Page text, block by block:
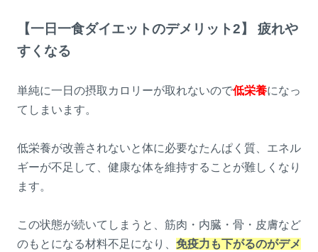
【一日一食ダイエットのデメリット2】 疲れや
すくなる
単純に一日の摂取カロリーが取れないので低栄養になっ
てしまいます。
低栄養が改善されないと体に必要なたんぱく質、エネル
ギーが不足して、健康な体を維持することが難しくなり
ます。
この状態が続いてしまうと、筋肉・内臓・骨・皮膚など
のもとになる材料不足になり、 免疫力も下がるのがデメ